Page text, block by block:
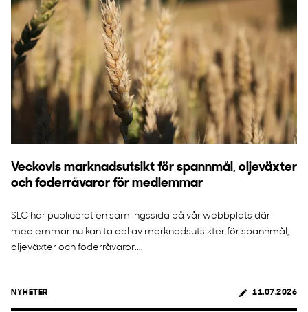
Veckovis marknadsutsikt för spannmål, oljeväxter
och foderråvaror för medlemmar
SLC har publicerat en samlingssida på vår webbplats där
medlemmar nu kan ta del av marknadsutsikter för spannmål,
oljeväxter och foderråvaror....
NYHETER 11.07.2026